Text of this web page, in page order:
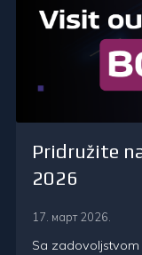
Pridružite
2026
17. март 2026.
Sa